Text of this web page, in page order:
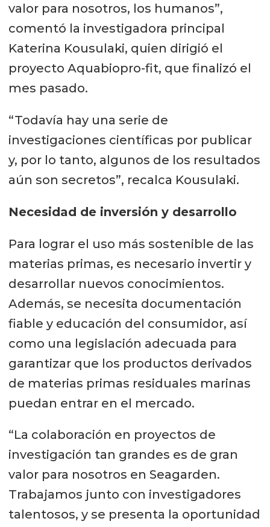
valor para nosotros, los humanos”,
comentó la investigadora principal
Katerina Kousulaki, quien dirigió el
proyecto Aquabiopro-fit, que finalizó el
mes pasado.
“Todavía hay una serie de
investigaciones científicas por publicar
y, por lo tanto, algunos de los resultados
aún son secretos”, recalca Kousulaki.
Necesidad de inversión y desarrollo
Para lograr el uso más sostenible de las
materias primas, es necesario invertir y
desarrollar nuevos conocimientos.
Además, se necesita documentación
fiable y educación del consumidor, así
como una legislación adecuada para
garantizar que los productos derivados
de materias primas residuales marinas
puedan entrar en el mercado.
“La colaboración en proyectos de
investigación tan grandes es de gran
valor para nosotros en Seagarden.
Trabajamos junto con investigadores
talentosos, y se presenta la oportunidad